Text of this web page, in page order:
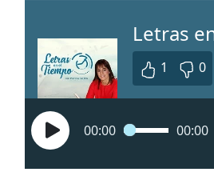
Letras
1 0
00:00 00:00